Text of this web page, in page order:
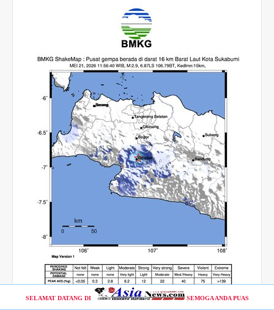
SELAMAT DATANG DI SEMOGA ANDA PUAS